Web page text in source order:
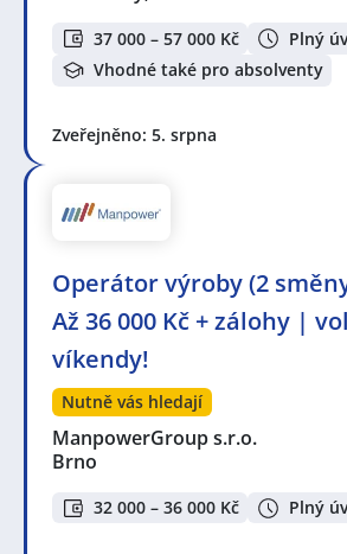
37 000 – 57 000 Kč
Plný
Vhodné také pro absolventy
Zveřejněno: 5. srpna
Operátor výroby (2
Až 36 000 Kč + zálohy |
víkendy!
Nutně vás hledají
ManpowerGroup s.r.o.
Brno
32 000 – 36 000 Kč Plný